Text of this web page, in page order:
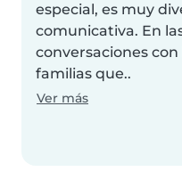
especial, es muy
comunicativa. En
conversaciones con
familias que..
Ver más